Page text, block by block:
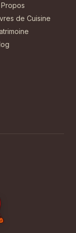
Propos
de Cuisine